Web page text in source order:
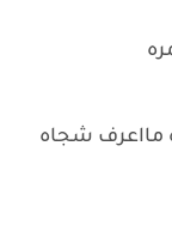
مااعرف شجاه